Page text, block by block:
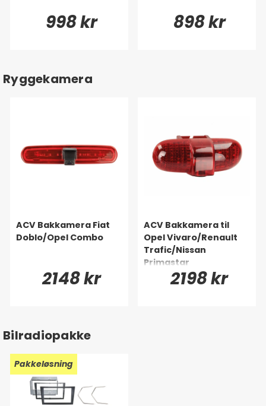
998 kr 898 kr
Ryggekamera
ACV Bakkamera Fiat
Doblo/Opel Combo
2148 kr
ACV Bakkamera til
Opel Vivaro/Renault
Trafic/Nissan
Primastar
2198 kr
Bilradiopakke
Pakkeløsning